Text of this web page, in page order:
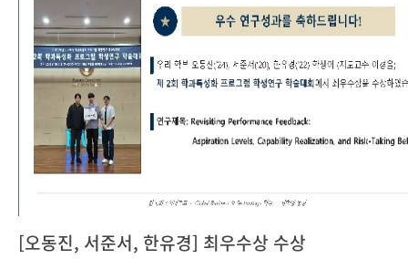
[오동진, 서준서, 한유경] 최우수상 수상